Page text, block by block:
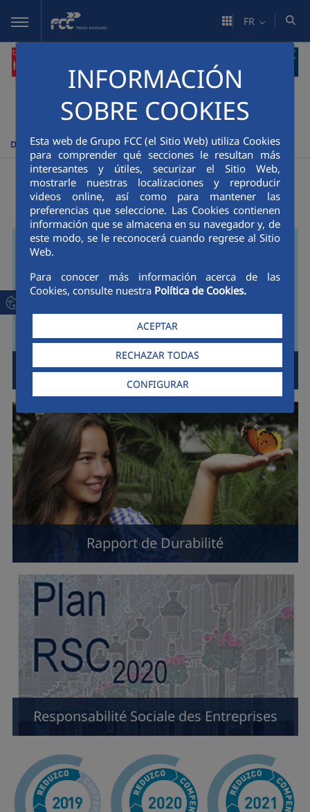
Saut au contenu principal
INFORMACIÓN
SOBRE COOKIES
Esta web de Grupo FCC (el Sitio Web) utiliza Cookies
para comprender qué secciones le resultan más
interesantes y útiles, securizar el Sitio Web,
mostrarle nuestras localizaciones y reproducir
videos online, así como para mantener las
preferencias que seleccione. Las Cookies contienen
información que se almacena en su navegador y, de
este modo, se le reconocerá cuando regrese al Sitio
Web.
Para conocer más información acerca de las
Cookies, consulte nuestra Política de Cookies.
ACEPTAR
RECHAZAR TODAS
CONFIGURAR
FR
Durable 2050
Sostenibilidad y RSC
AGENDA 2030 et ODD
Rapport de Durabilité
Responsabilité Sociale des Entreprises